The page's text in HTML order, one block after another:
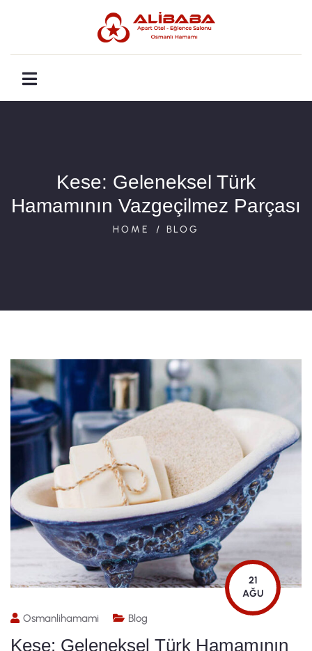
Kese: Geleneksel Türk
Hamamının Vazgeçilmez Parçası
HOME BLOG
21
AĞU
Osmanlihamami Blog
Kese: Geleneksel Türk Hamamının